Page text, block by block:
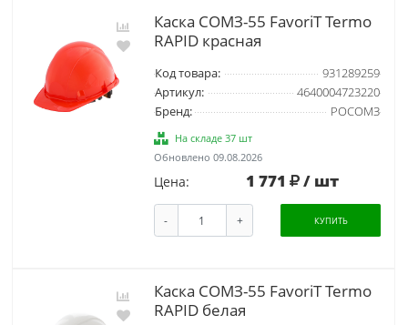
Каска СОМЗ-55 FavoriT Termo
RAPID красная
Код товара:
931289259
Артикул:
4640004723220
Бренд:
РОСОМЗ
На складе 37 шт
Обновлено 09.08.2026
Цена: 1 771 / шт
- + КУПИТЬ
Каска СОМЗ-55 FavoriT Termo
RAPID белая